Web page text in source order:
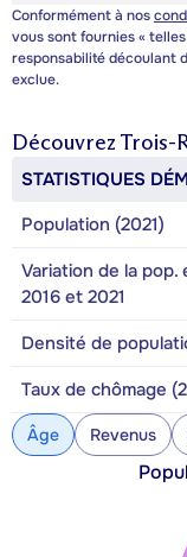
Conformément à nos
vous sont fournies «
responsabilité découlant
exclue.
Découvrez Trois-
STATISTIQUES
Population (2021)
Variation de la pop.
2016 et 2021
Densité de
Taux de chômage
Âge Revenus